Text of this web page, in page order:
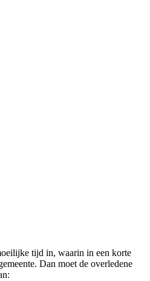
tijd in, waarin in een korte
Dan moet de overledene